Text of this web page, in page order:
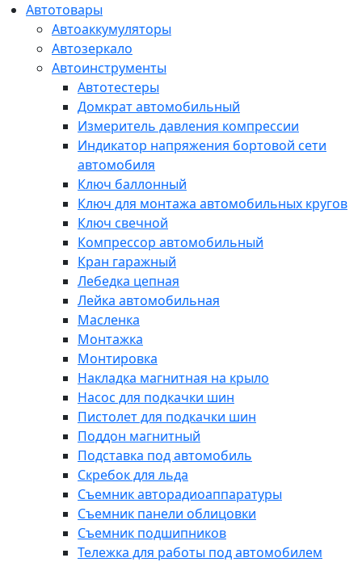
Автотовары
Автоаккумуляторы
Автозеркало
Автоинструменты
Автотестеры
Домкрат автомобильный
Измеритель давления компрессии
Индикатор напряжения бортовой сети
автомобиля
Ключ баллонный
Ключ для монтажа автомобильных кругов
Ключ свечной
Компрессор автомобильный
Кран гаражный
Лебедка цепная
Лейка автомобильная
Масленка
Монтажка
Монтировка
Накладка магнитная на крыло
Насос для подкачки шин
Пистолет для подкачки шин
Поддон магнитный
Подставка под автомобиль
Скребок для льда
Съемник авторадиоаппаратуры
Съемник панели облицовки
Съемник подшипников
Тележка для работы под автомобилем